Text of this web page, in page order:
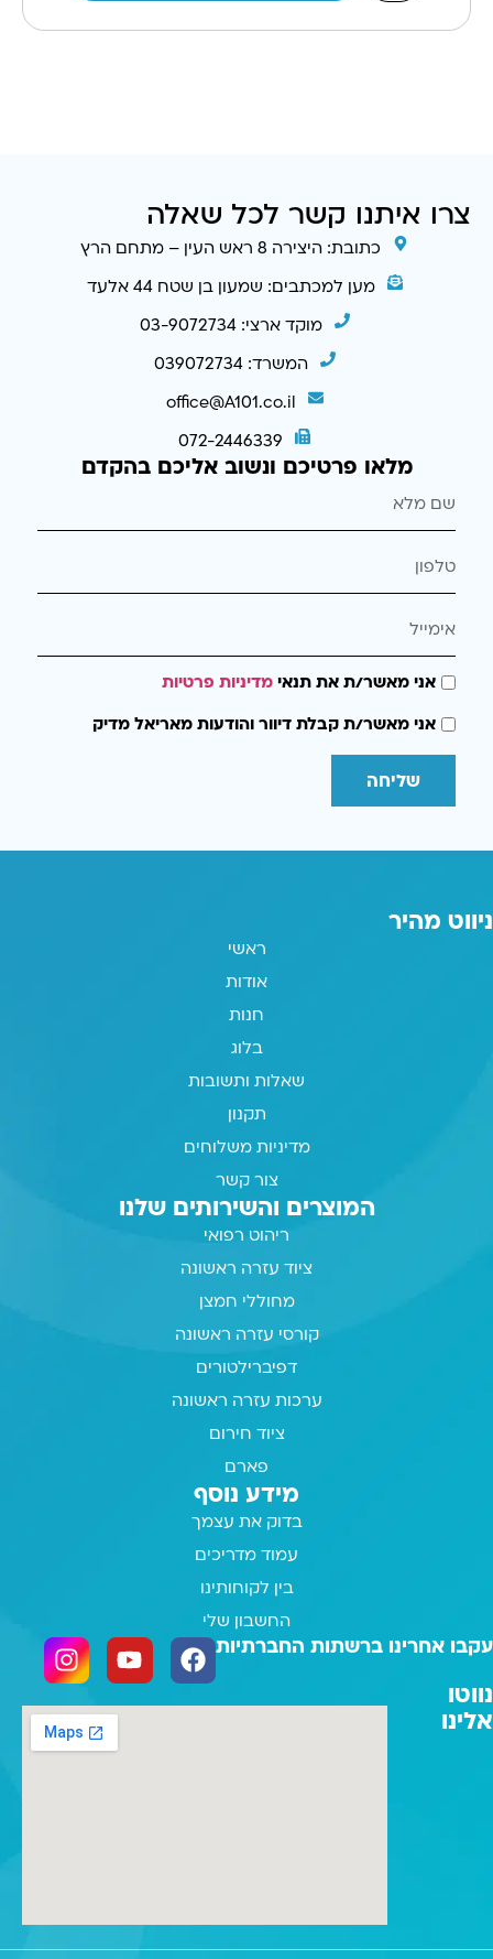
צרו איתנו קשר לכל שאלה
כתובת: היצירה 8 ראש העין – מתחם הרץ
מען למכתבים: שמעון בן שטח 44 אלעד
מוקד ארצי: 03-9072734
המשרד: 039072734
office@A101.co.il
072-2446339
מלאו פרטיכם ונשוב אליכם בהקדם
אני מאשר/ת את תנאימדיניות פרטיות
אני מאשר/ת קבלת דיוור והודעות מאריאל מדיק
שליחה
ניווט מהיר
ראשי
אודות
חנות
בלוג
שאלות ותשובות
תקנון
מדיניות משלוחים
צור קשר
המוצרים והשירותים שלנו
ריהוט רפואי
ציוד עזרה ראשונה
מחוללי חמצן
קורסי עזרה ראשונה
דפיברילטורים
ערכות עזרה ראשונה
ציוד חירום
פארם
מידע נוסף
בדוק את עצמך
עמוד מדריכים
בין לקוחותינו
החשבון שלי
עקבו אחרינו ברשתות החברתיות
נווטו
אלינו